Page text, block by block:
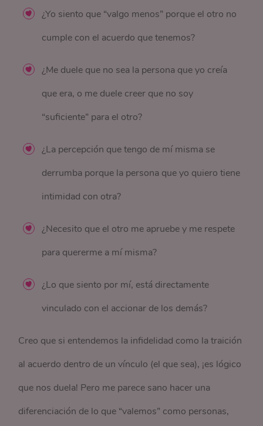
¿Yo siento que “valgo menos” porque el otro no
cumple con el acuerdo que tenemos?
¿Me duele que no sea la persona que yo creía
que era, o me duele creer que no soy
“suficiente” para el otro?
¿La percepción que tengo de mí misma se
derrumba porque la persona que yo quiero tiene
intimidad con otra?
¿Necesito que el otro me apruebe y me respete
para quererme a mí misma?
¿Lo que siento por mí, está directamente
vinculado con el accionar de los demás?
Creo que si entendemos la infidelidad como la traición
al acuerdo dentro de un vínculo (el que sea), ¡es lógico
que nos duela! Pero me parece sano hacer una
diferenciación de lo que “valemos” como personas,